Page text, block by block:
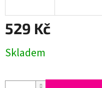
529 Kč
cena:
Skladem